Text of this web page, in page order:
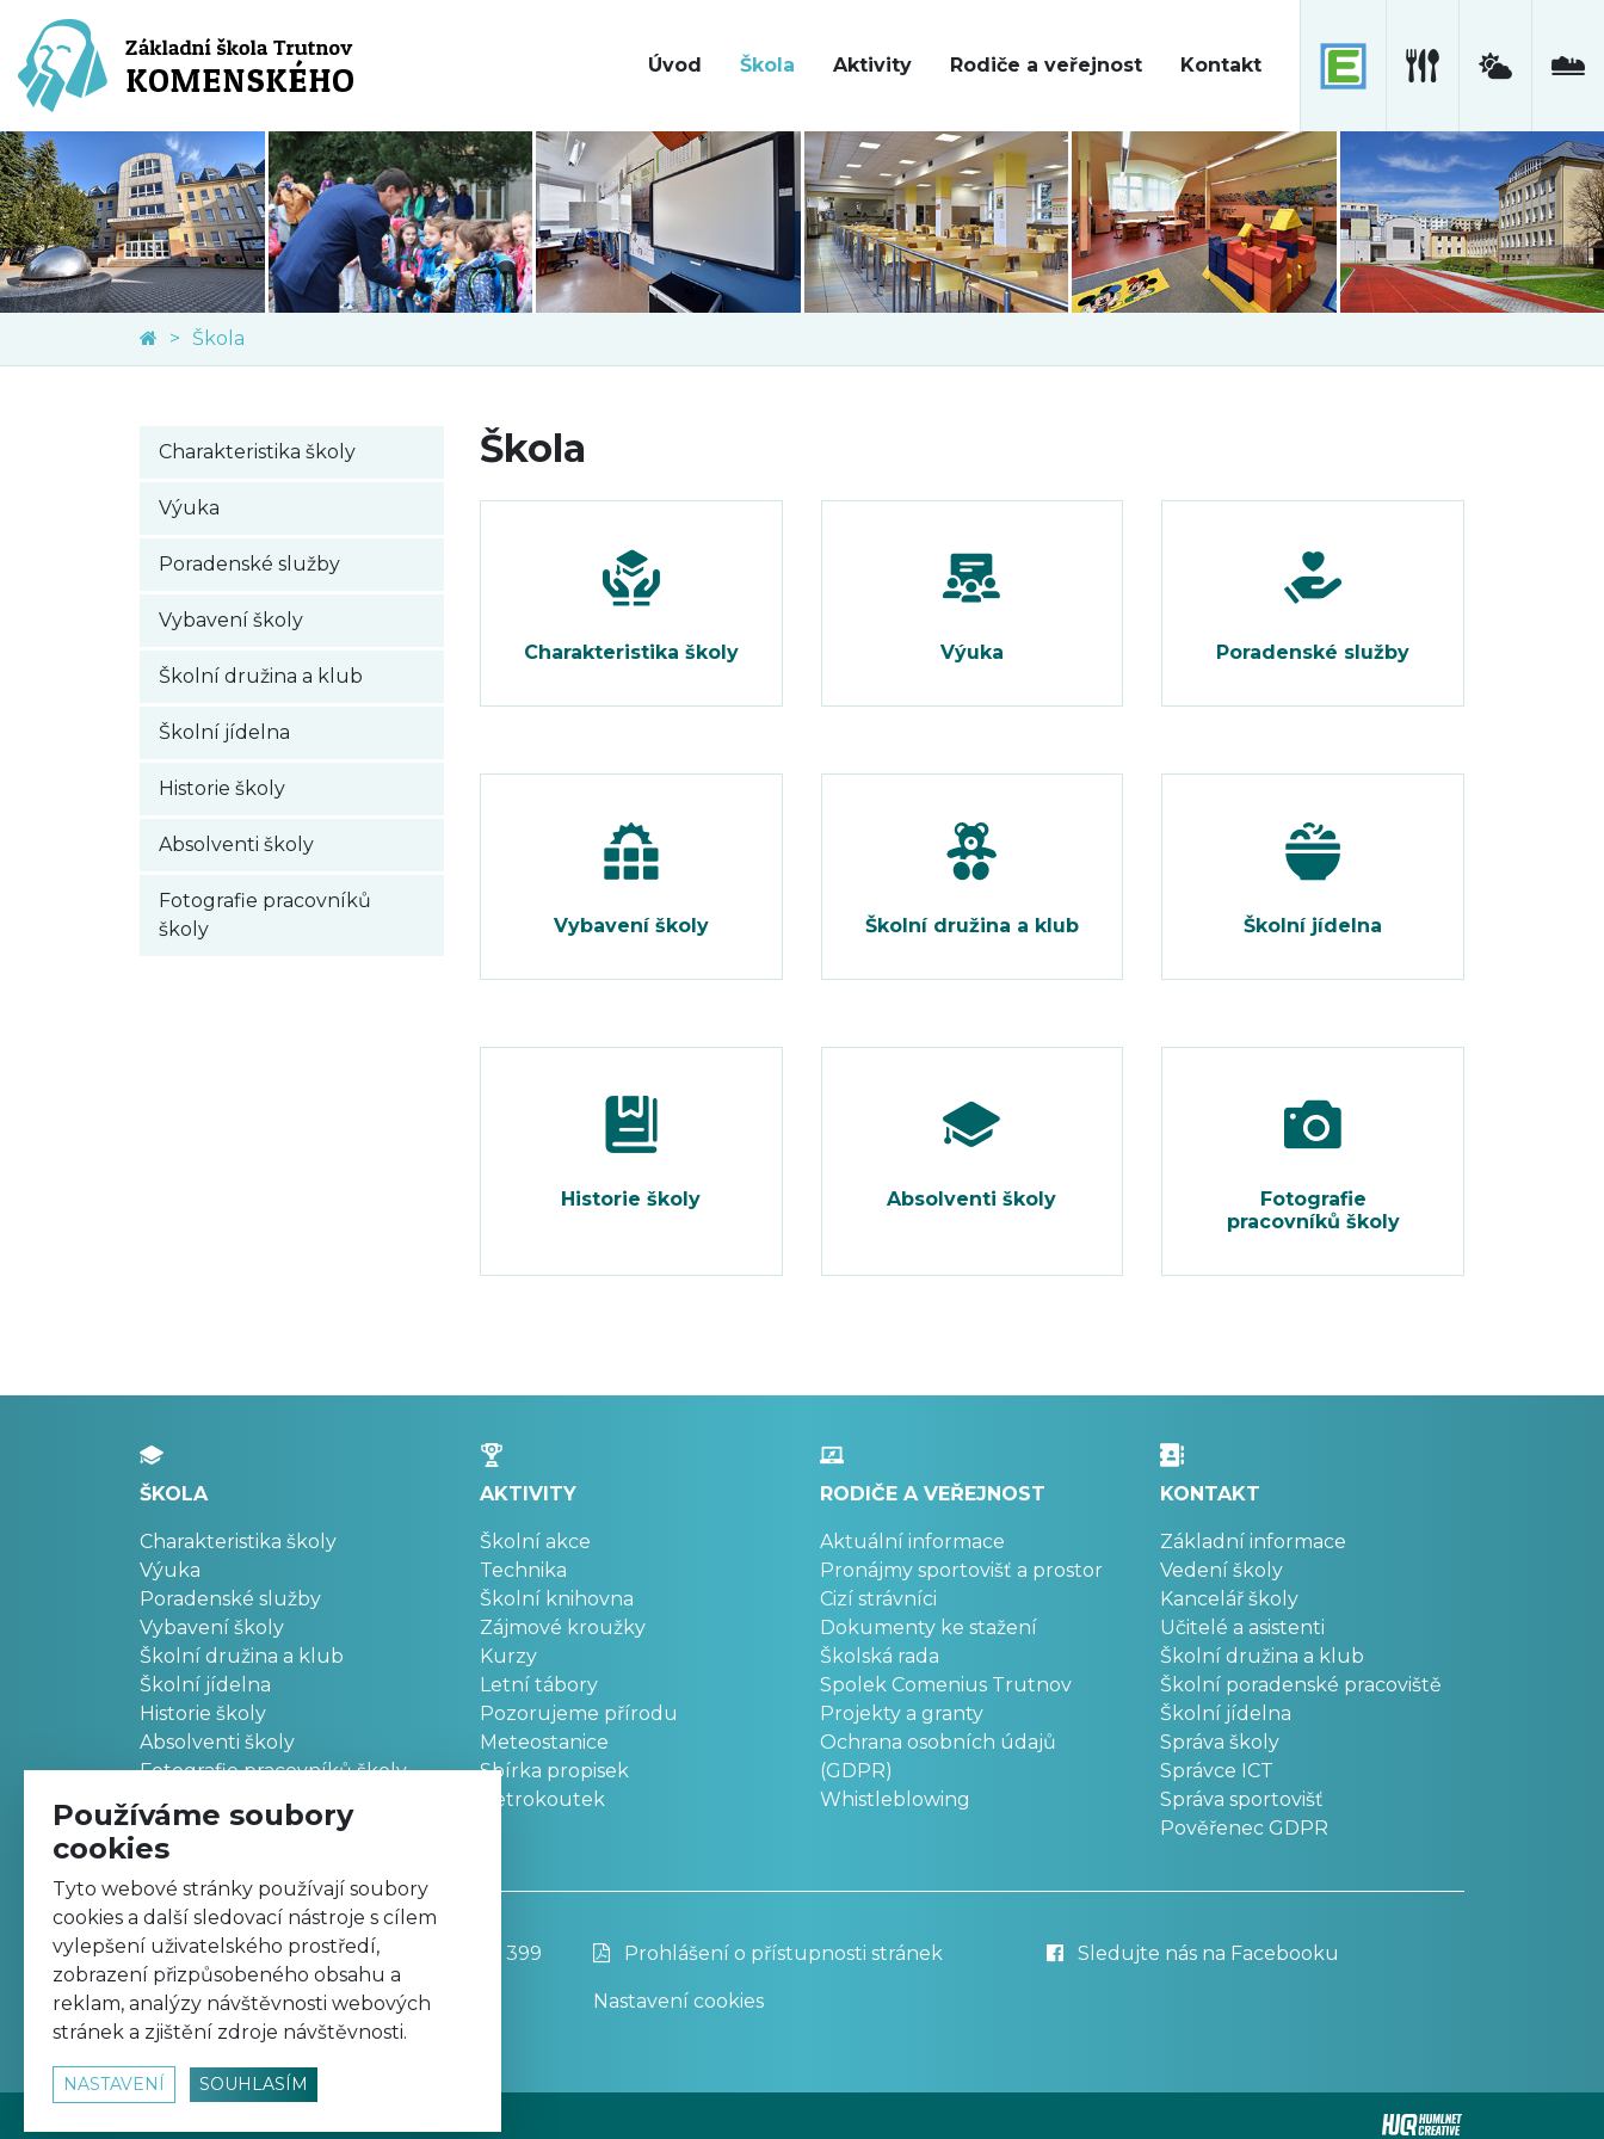
Úvod Škola Aktivity Rodiče a veřejnost Kontakt
Škola
Charakteristika školy
Výuka
Poradenské služby
Vybavení školy
Školní družina a klub
Školní jídelna
Historie školy
Absolventi školy
Fotografie pracovníků
školy
Škola
Charakteristika školy Výuka Poradenské služby
Vybavení školy Školní družina a klub Školní jídelna
Historie školy Absolventi školy
Fotografie
pracovníků školy
ŠKOLA
Charakteristika školy
Výuka
Poradenské služby
Vybavení školy
Školní družina a klub
Školní jídelna
Historie školy
Absolventi školy
Fotografie pracovníků školy
AKTIVITY
Školní akce
Technika
Školní knihovna
Zájmové kroužky
Kurzy
Letní tábory
Pozorujeme přírodu
Meteostanice
Sbírka propisek
Retrokoutek
RODIČE A VEŘEJNOST
Aktuální informace
Pronájmy sportovišť a prostor
Cizí strávníci
Dokumenty ke stažení
Školská rada
Spolek Comenius Trutnov
Projekty a granty
Ochrana osobních údajů
(GDPR)
Whistleblowing
KONTAKT
Základní informace
Vedení školy
Kancelář školy
Učitelé a asistenti
Školní družina a klub
Školní poradenské pracoviště
Školní jídelna
Správa školy
Správce ICT
Správa sportovišť
Pověřenec GDPR
Základní škola, Trutnov, Komenského 399
499 811 195
zskomtu@zskomtu.cz
Prohlášení o přístupnosti stránek
Nastavení cookies
Sledujte nás na Facebooku
Používáme soubory
cookies
Tyto webové stránky používají soubory
cookies a další sledovací nástroje s cílem
vylepšení uživatelského prostředí,
zobrazení přizpůsobeného obsahu a
reklam, analýzy návštěvnosti webových
stránek a zjištění zdroje návštěvnosti.
NASTAVENÍ SOUHLASÍM